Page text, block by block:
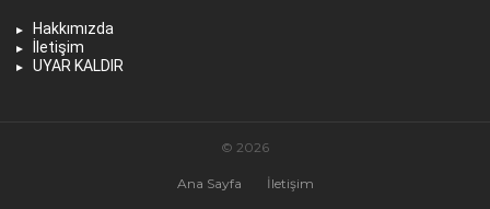
Hakkımızda
İletişim
UYAR KALDIR
© 2026
Ana Sayfa İletişim